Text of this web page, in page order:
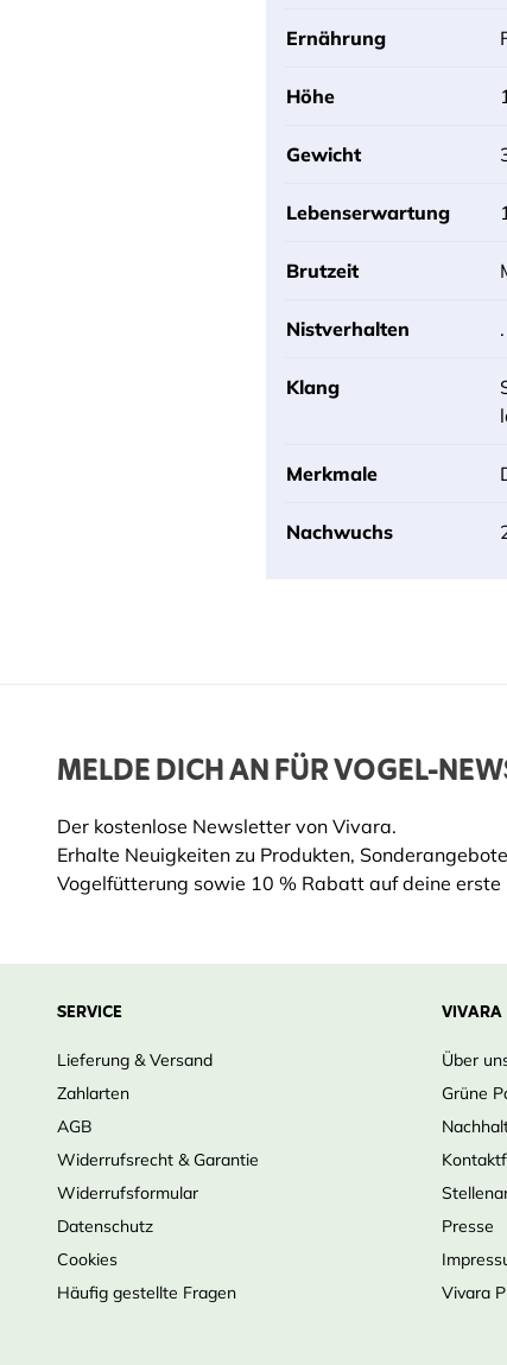
Ernährung
Höhe
Gewicht
Lebenserwartung
Brutzeit
Nistverhalten .
Klang
Merkmale
Nachwuchs
MELDE DICH AN FÜR VOGEL-
Der kostenlose Newsletter von Vivara.
Erhalte Neuigkeiten zu Produkten,
Vogelfütterung sowie 10 % Rabatt auf deine erste
SERVICE
Lieferung & Versand
Zahlarten
AGB
Widerrufsrecht & Garantie
Widerrufsformular
Datenschutz
Cookies
Häufig gestellte Fragen
VIVARA
Über
Grüne
Presse
Vivara